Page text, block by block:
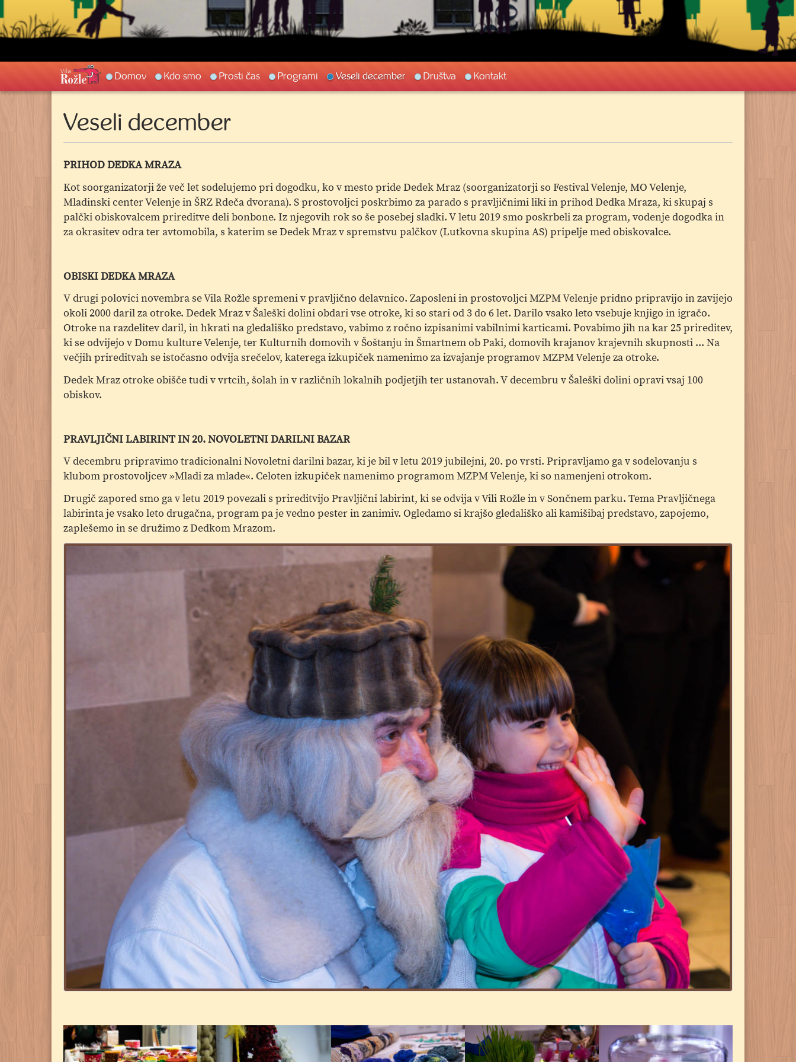
Main
navigation
Domov Kdo smo Prosti čas Programi Veseli december Društva Kontakt
Veseli december
PRIHOD DEDKA MRAZA
Kot soorganizatorji že več let sodelujemo pri dogodku, ko v mesto pride Dedek Mraz (soorganizatorji so Festival Velenje, MO Velenje,
Mladinski center Velenje in ŠRZ Rdeča dvorana). S prostovoljci poskrbimo za parado s pravljičnimi liki in prihod Dedka Mraza, ki skupaj s
palčki obiskovalcem prireditve deli bonbone. Iz njegovih rok so še posebej sladki. V letu 2019 smo poskrbeli za program, vodenje dogodka in
za okrasitev odra ter avtomobila, s katerim se Dedek Mraz v spremstvu palčkov (Lutkovna skupina AS) pripelje med obiskovalce.
OBISKI DEDKA MRAZA
V drugi polovici novembra se Vila Rožle spremeni v pravljično delavnico. Zaposleni in prostovoljci MZPM Velenje pridno pripravijo in zavijejo
okoli 2000 daril za otroke. Dedek Mraz v Šaleški dolini obdari vse otroke, ki so stari od 3 do 6 let. Darilo vsako leto vsebuje knjigo in igračo.
Otroke na razdelitev daril, in hkrati na gledališko predstavo, vabimo z ročno izpisanimi vabilnimi karticami. Povabimo jih na kar 25 prireditev,
ki se odvijejo v Domu kulture Velenje, ter Kulturnih domovih v Šoštanju in Šmartnem ob Paki, domovih krajanov krajevnih skupnosti ... Na
večjih prireditvah se istočasno odvija srečelov, katerega izkupiček namenimo za izvajanje programov MZPM Velenje za otroke.
Dedek Mraz otroke obišče tudi v vrtcih, šolah in v različnih lokalnih podjetjih ter ustanovah. V decembru v Šaleški dolini opravi vsaj 100
obiskov.
PRAVLJIČNI LABIRINT IN 20. NOVOLETNI DARILNI BAZAR
V decembru pripravimo tradicionalni Novoletni darilni bazar, ki je bil v letu 2019 jubilejni, 20. po vrsti. Pripravljamo ga v sodelovanju s
klubom prostovoljcev »Mladi za mlade«. Celoten izkupiček namenimo programom MZPM Velenje, ki so namenjeni otrokom.
Drugič zapored smo ga v letu 2019 povezali s prireditvijo Pravljični labirint, ki se odvija v Vili Rožle in v Sončnem parku. Tema Pravljičnega
labirinta je vsako leto drugačna, program pa je vedno pester in zanimiv. Ogledamo si krajšo gledališko ali kamišibaj predstavo, zapojemo,
zaplešemo in se družimo z Dedkom Mrazom.